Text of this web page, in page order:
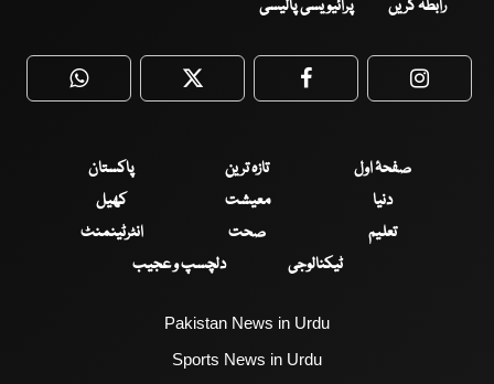
رابطہ کریں پرائیویسی پالیسی
WhatsApp Twitter Facebook
صفحۂ اول تازہ ترین
پاکستان
دنیا
معیشت
کھیل
تعلیم
صحت
انٹرٹینمنٹ
ٹیکنالوجی
دلچسپ و عجیب
Pakistan News in Urdu
Sports News in Urdu